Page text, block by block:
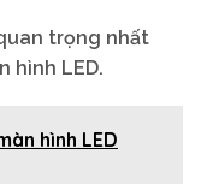
trọng nhất
hình LED.
hình LED